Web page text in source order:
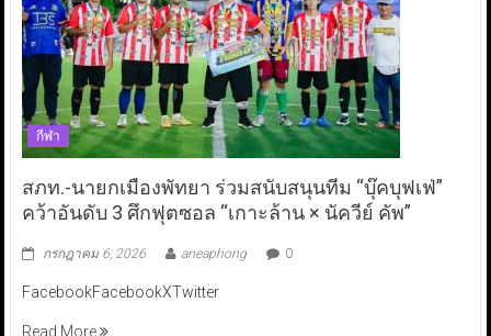
กีฬา
สภท.-นายกเมืองพัทยา ร่วมสนับสนุนทีม “บุ๊คบุฟเฟ่”
คว้าอันดับ 3 ศึกฟุตซอล “เกาะล้าน × นัควีย์ คัพ”
กรกฎาคม 6, 2026 aneaphong 0
FacebookFacebookXTwitter
Read More